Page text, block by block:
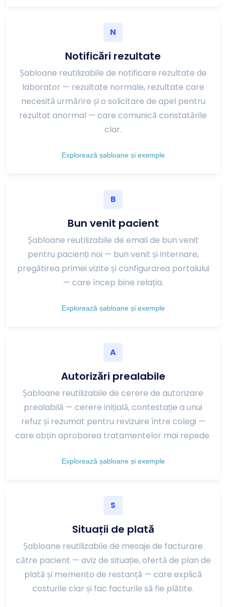
N
Notificări rezultate
Șabloane reutilizabile de notificare rezultate de
laborator — rezultate normale, rezultate care
necesită urmărire și o solicitare de apel pentru
rezultat anormal — care comunică constatările
clar.
Explorează șabloane și exemple
B
Bun venit pacient
Șabloane reutilizabile de email de bun venit
pentru pacienți noi — bun venit și internare,
pregătirea primei vizite și configurarea portalului
— care încep bine relația.
Explorează șabloane și exemple
A
Autorizări prealabile
Șabloane reutilizabile de cerere de autorizare
prealabilă — cerere inițială, contestație a unui
refuz și rezumat pentru revizuire între colegi —
care obțin aprobarea tratamentelor mai repede.
Explorează șabloane și exemple
S
Situații de plată
Șabloane reutilizabile de mesaje de facturare
către pacient — aviz de situație, ofertă de plan de
plată și memento de restanță — care explică
costurile clar și fac facturile să fie plătite.